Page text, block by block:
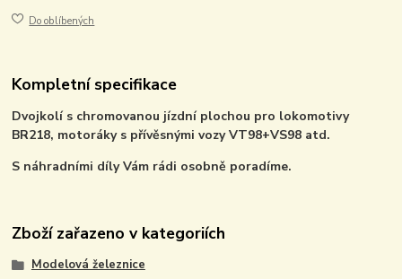
Do oblíbených
Kompletní specifikace
Dvojkolí s chromovanou jízdní plochou pro lokomotivy
BR218, motoráky s přívěsnými vozy VT98+VS98 atd.
S náhradními díly Vám rádi osobně poradíme.
Zboží zařazeno v kategoriích
Modelová železnice